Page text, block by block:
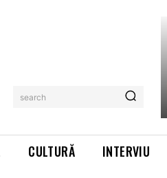
search
CULTURĂ
INTERVIU